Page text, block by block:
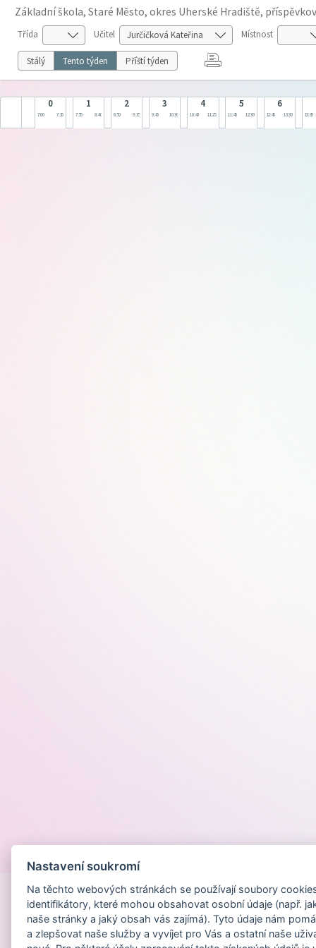
Základní škola, Staré Město, okres Uherské Hradiště,
Třída Učitel Místnost
Stálý Tento týden Příští týden
0
7:00 7:35
1
7:55 8:40
2
8:50 9:35
3
9:45 10:30
4
10:40 11:25
5
11:45 12:30
6
12:45 13:30 13:35
Nastavení soukromí
Na těchto webových stránkách se používají soubory
identifikátory, které mohou obsahovat osobní údaje (např.
naše stránky a jaký obsah vás zajímá). Tyto údaje nám
a zlepšovat naše služby a vyvíjet pro Vás a ostatní naše